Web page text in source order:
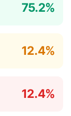
75.2%
12.4%
12.4%